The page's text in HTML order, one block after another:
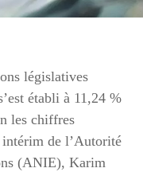
législatives
établi à 11,24 %
les chiffres
de l’Autorité
(ANIE), Karim